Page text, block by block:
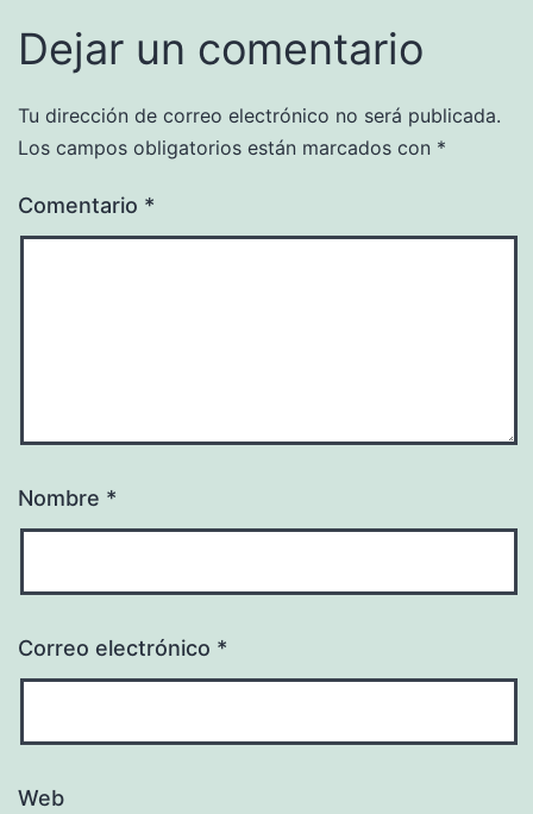
Dejar un comentario
Tu dirección de correo electrónico no será publicada.
Los campos obligatorios están marcados con *
Comentario *
Nombre *
Correo electrónico *
Web